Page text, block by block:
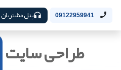
09122959941 پنل مشتریان
طراحی سایت